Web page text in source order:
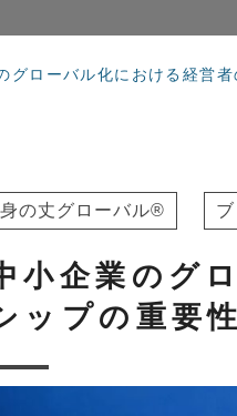
グローバル化における経営
身の丈グローバル®
小企業のグ
ップの重要性